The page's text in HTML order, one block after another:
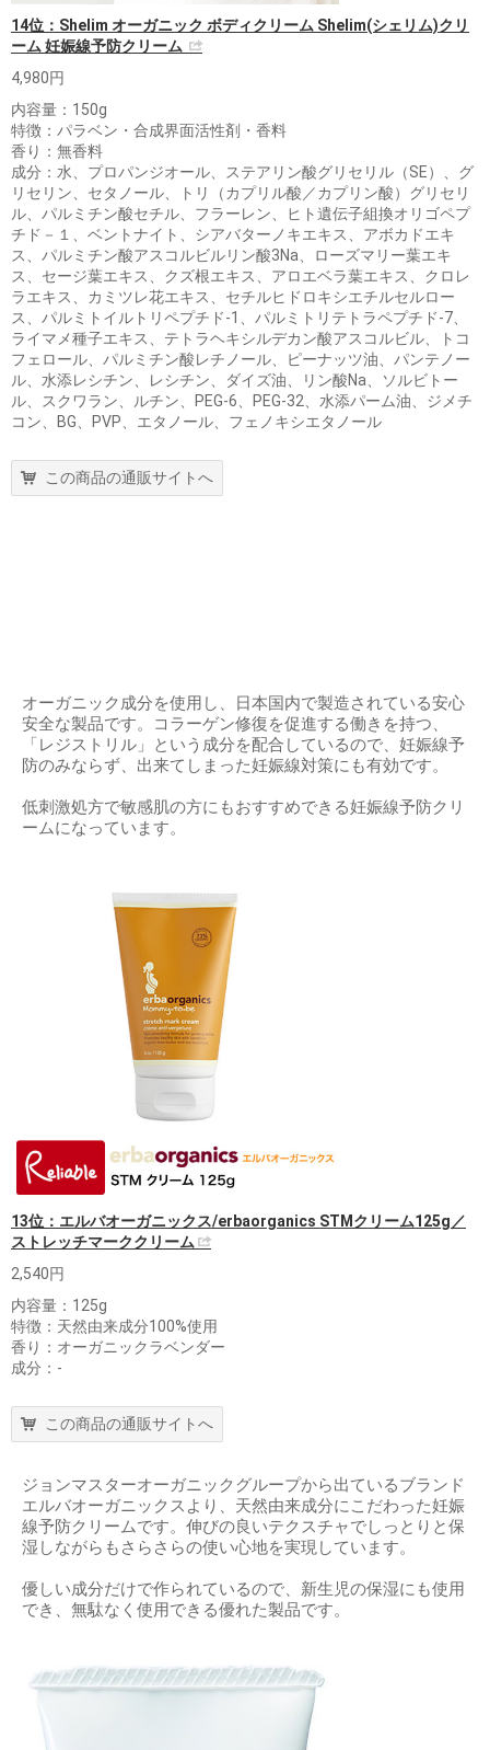
14位：Shelim オーガニック ボディクリーム Shelim(シェリム)クリ
ーム 妊娠線予防クリーム
4,980円
内容量：150g
特徴：パラベン・合成界面活性剤・香料
香り：無香料
成分：水、プロパンジオール、ステアリン酸グリセリル（SE）、グ
リセリン、セタノール、トリ（カプリル酸／カプリン酸）グリセリ
ル、パルミチン酸セチル、フラーレン、ヒト遺伝子組換オリゴペプ
チド－１、ベントナイト、シアバターノキエキス、アボカドエキ
ス、パルミチン酸アスコルビルリン酸3Na、ローズマリー葉エキ
ス、セージ葉エキス、クズ根エキス、アロエベラ葉エキス、クロレ
ラエキス、カミツレ花エキス、セチルヒドロキシエチルセルロー
ス、パルミトイルトリペプチド-1、パルミトリテトラペプチド-7、
ライマメ種子エキス、テトラヘキシルデカン酸アスコルビル、トコ
フェロール、パルミチン酸レチノール、ピーナッツ油、パンテノー
ル、水添レシチン、レシチン、ダイズ油、リン酸Na、ソルビトー
ル、スクワラン、ルチン、PEG-6、PEG-32、水添パーム油、ジメチ
コン、BG、PVP、エタノール、フェノキシエタノール
この商品の通販サイトへ
オーガニック成分を使用し、日本国内で製造されている安心
安全な製品です。コラーゲン修復を促進する働きを持つ、
「レジストリル」という成分を配合しているので、妊娠線予
防のみならず、出来てしまった妊娠線対策にも有効です。
低刺激処方で敏感肌の方にもおすすめできる妊娠線予防クリ
ームになっています。
13位：エルバオーガニックス/erbaorganics STMクリーム125g／
ストレッチマーククリーム
2,540円
内容量：125g
特徴：天然由来成分100%使用
香り：オーガニックラベンダー
成分：-
この商品の通販サイトへ
ジョンマスターオーガニックグループから出ているブランド
エルバオーガニックスより、天然由来成分にこだわった妊娠
線予防クリームです。伸びの良いテクスチャでしっとりと保
湿しながらもさらさらの使い心地を実現しています。
優しい成分だけで作られているので、新生児の保湿にも使用
でき、無駄なく使用できる優れた製品です。